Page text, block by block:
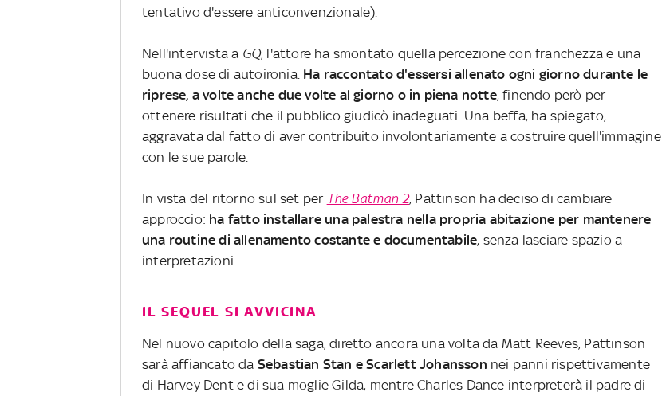
tentativo d'essere anticonvenzionale).
Nell'intervista a GQ, l'attore ha smontato quella percezione con franchezza e una
buona dose di autoironia. Ha raccontato d'essersi allenato ogni giorno durante le
riprese, a volte anche due volte al giorno o in piena notte, finendo però per
ottenere risultati che il pubblico giudicò inadeguati. Una beffa, ha spiegato,
aggravata dal fatto di aver contribuito involontariamente a costruire quell'immagine
con le sue parole.
In vista del ritorno sul set per The Batman 2, Pattinson ha deciso di cambiare
approccio: ha fatto installare una palestra nella propria abitazione per mantenere
una routine di allenamento costante e documentabile, senza lasciare spazio a
interpretazioni.
IL SEQUEL SI AVVICINA
Nel nuovo capitolo della saga, diretto ancora una volta da Matt Reeves, Pattinson
sarà affiancato da Sebastian Stan e Scarlett Johansson nei panni rispettivamente
di Harvey Dent e di sua moglie Gilda, mentre Charles Dance interpreterà il padre di